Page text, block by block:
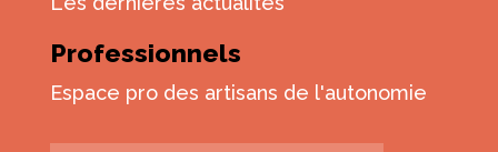
Professionnels
Espace pro des artisans de l'autonomie